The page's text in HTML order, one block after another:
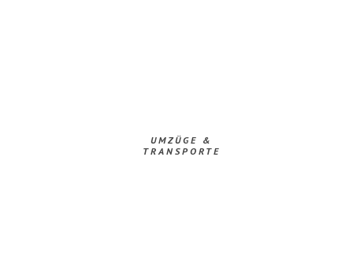
UMZÜGE &
TRANSPORTE